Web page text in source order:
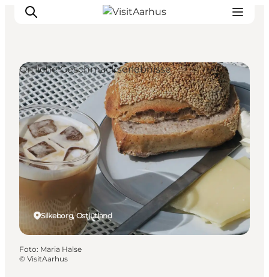
Sehen und erleben
Veranstaltungen
Städte und Regionen
Reiseplanung
Transport
Silkeborg, Ostjütland
Örtliche Geschmackserlebnisse
Foto: Maria Halse
© VisitAarhus